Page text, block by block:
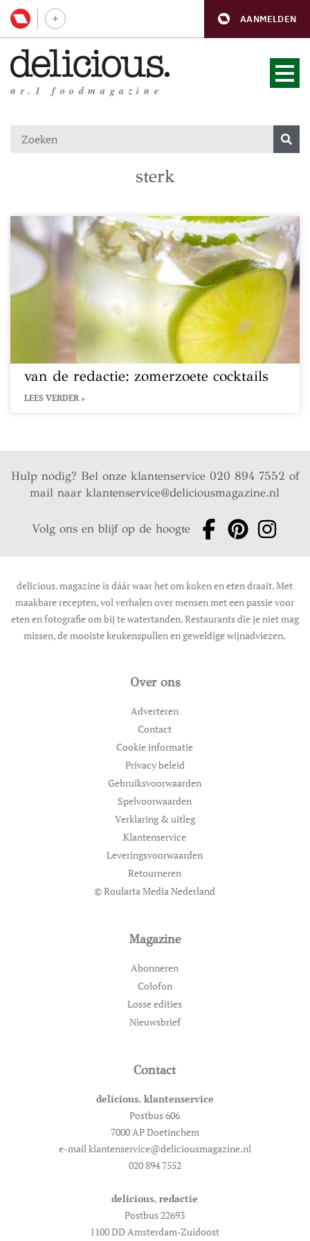
AANMELDEN
nr.1 foodmagazine
sterk
van de redactie: zomerzoete cocktails
LEES VERDER »
Hulp nodig? Bel onze klantenservice 020 894 7552 of
mail naarklantenservice@deliciousmagazine.nl
Volg ons en blijf op de hoogte
delicious. magazine is dáár waar het om koken en eten draait. Met
maakbare recepten, vol verhalen over mensen met een passie voor
eten en fotografie om bij te watertanden. Restaurants die je niet mag
missen, de mooiste keukenspullen en geweldige wijnadviezen.
Over ons
Adverteren
Contact
Cookie informatie
Privacy beleid
Gebruiksvoorwaarden
Spelvoorwaarden
Verklaring & uitleg
Klantenservice
Leveringsvoorwaarden
Retourneren
© Roularta Media Nederland
Magazine
Abonneren
Colofon
Losse edities
Nieuwsbrief
Contact
delicious. klantenservice
Postbus 606
7000 AP Doetinchem
e-mail klantenservice@deliciousmagazine.nl
020 894 7552
delicious. redactie
Postbus 22693
1100 DD Amsterdam-Zuidoost